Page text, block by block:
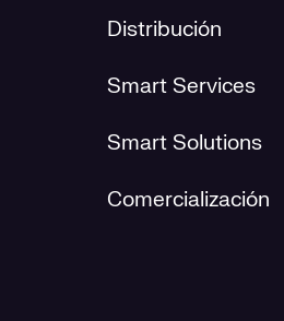
Distribución
Smart Services
Smart Solutions
Comercialización